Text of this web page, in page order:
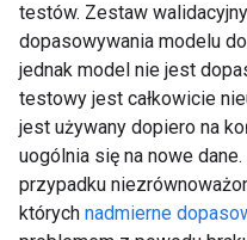
testów. Zestaw
dopasowywania modelu
jednak model nie jest
testowy jest całkowicie
jest używany dopiero na
uogólnia się na nowe
przypadku
których nadmierne